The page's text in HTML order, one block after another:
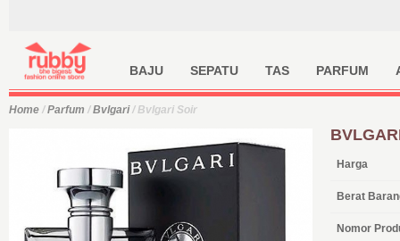
BAJU SEPATU TAS PARFUM
Home /Parfum /Bvlgari/ Bvlgari Soir
Harga
Berat
Nomor